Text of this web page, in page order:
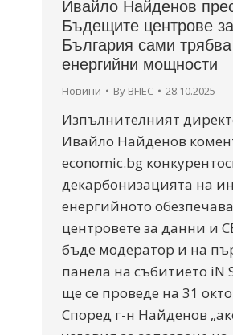
Ивайло Найденов
Бъдещите центрове
България сами
енергийни мощности
Новини By BFIEC 28.10.2025
Изпълнителният
Ивайло Найденов
economic.bg
декарбонизацията на
енергийното
центровете за данни и
бъде модератор и на
панела на събитието iN
ще се проведе на 31
Според г-н Найденов